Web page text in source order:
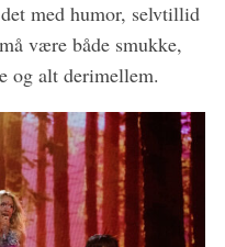
med humor, selvtillid
være både smukke,
og alt derimellem.